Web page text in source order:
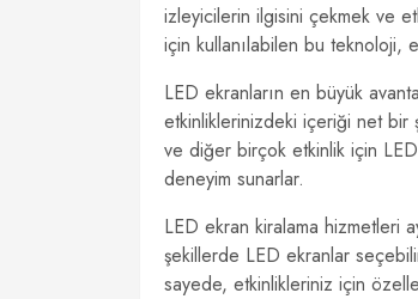
izleyicilerin ilgisini çekmek ve
için kullanılabilen bu teknoloji,
LED ekranların en büyük
etkinliklerinizdeki içeriği net bir
ve diğer birçok etkinlik için
deneyim sunarlar.
LED ekran kiralama hizmetleri
şekillerde LED ekranlar
sayede, etkinlikleriniz için